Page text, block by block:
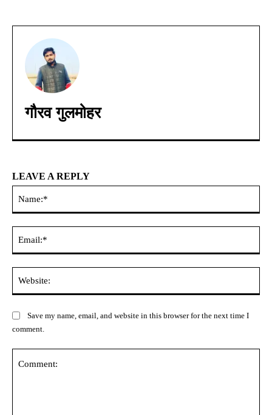
गौरव गुलमोहर
LEAVE A REPLY
Save my name, email, and website in this browser for the next time I
comment.